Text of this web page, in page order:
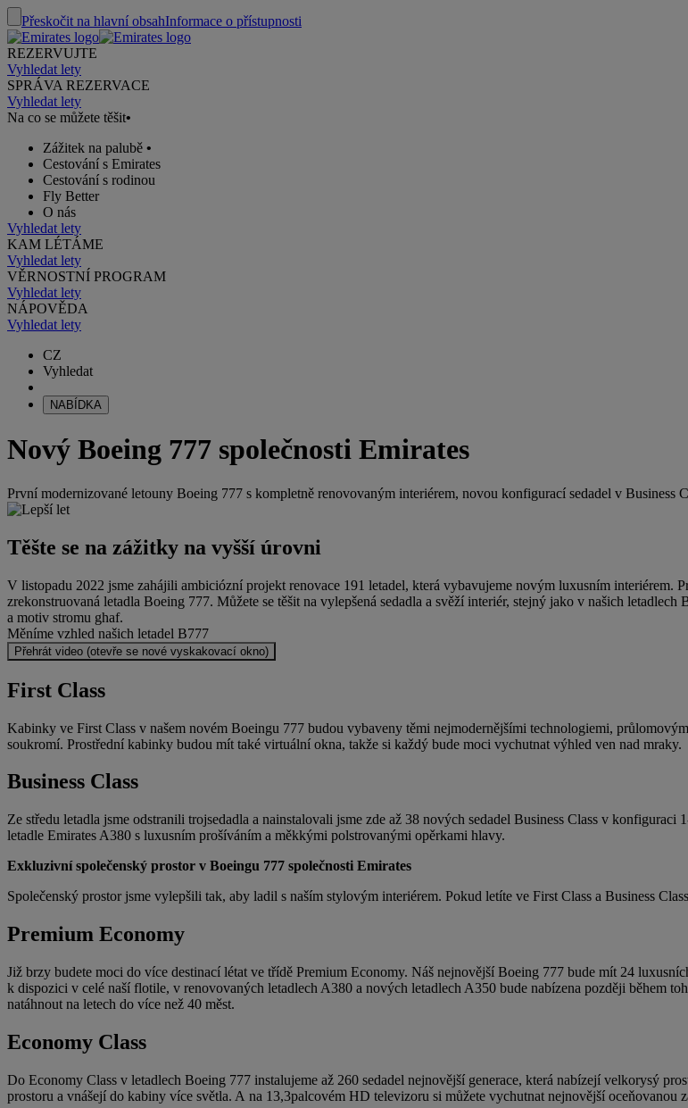
Přeskočit na hlavní obsahInformace o přístupnosti
REZERVUJTE
Vyhledat lety
SPRÁVA REZERVACE
Vyhledat lety
Na co se můžete těšit•
Zážitek na palubě •
Cestování s Emirates
Cestování s rodinou
Fly Better
O nás
Vyhledat lety
KAM LÉTÁME
Vyhledat lety
VĚRNOSTNÍ PROGRAM
Vyhledat lety
NÁPOVĚDA
Vyhledat lety
CZ
Vyhledat
NABÍDKA
Nový Boeing 777 společnosti Emirates
První modernizované letouny Boeing 777 s kompletně renovovaným interiérem, novou konfigurací sedadel v Business
Těšte se na zážitky na vyšší úrovni
V listopadu 2022 jsme zahájili ambiciózní projekt renovace 191 letadel, která vybavujeme novým luxusním interiérem.
zrekonstruovaná letadla Boeing 777. Můžete se těšit na vylepšená sedadla a svěží interiér, stejný jako v našich
a motiv stromu ghaf.
Měníme vzhled našich letadel B777
Přehrát video (otevře se nové vyskakovací okno)
First Class
Kabinky ve First Class v našem novém Boeingu 777 budou vybaveny těmi nejmodernějšími technologiemi,
soukromí. Prostřední kabinky budou mít také virtuální okna, takže si každý bude moci vychutnat výhled ven nad mraky.
Business Class
Ze středu letadla jsme odstranili trojsedadla a nainstalovali jsme zde až 38 nových sedadel Business Class v
letadle Emirates A380 s luxusním prošíváním a měkkými polstrovanými opěrkami hlavy.
Exkluzivní společenský prostor v Boeingu 777 společnosti Emirates
Společenský prostor jsme vylepšili tak, aby ladil s naším stylovým interiérem. Pokud letíte ve First Class a Business
Premium Economy
Již brzy budete moci do více destinací létat ve třídě Premium Economy. Náš nejnovější Boeing 777 bude mít 24
k dispozici v celé naší flotile, v renovovaných letadlech A380 a nových letadlech A350 bude nabízena později během
natáhnout na letech do více než 40 měst.
Economy Class
Do Economy Class v letadlech Boeing 777 instalujeme až 260 sedadel nejnovější generace, která nabízejí velkorysý
prostoru a vnášejí do kabiny více světla. A na 13,3palcovém HD televizoru si můžete vychutnat nejnovější oceňovanou